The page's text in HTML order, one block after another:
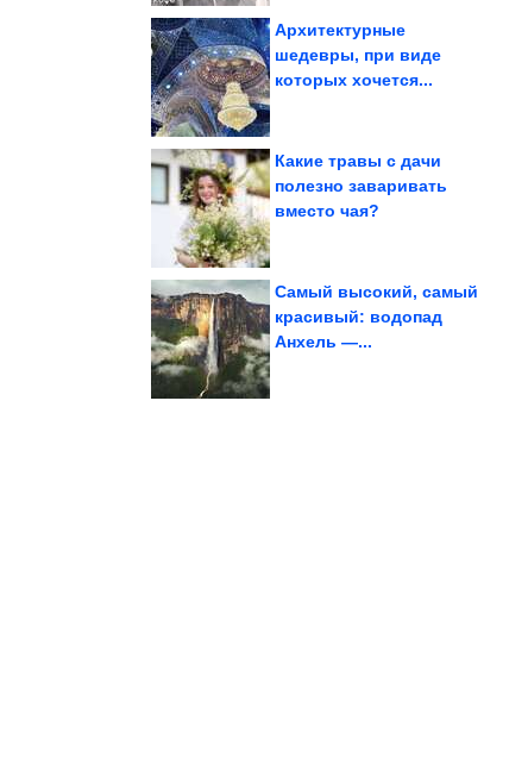
Архитектурные
шедевры, при виде
которых хочется...
Какие травы с дачи
полезно заваривать
вместо чая?
Одно решение стоило
Самый высокий, самый
красивый: водопад
Анхель —...
На столе за 15 минут.
Ленивая закрытая
пицца из лаваша...